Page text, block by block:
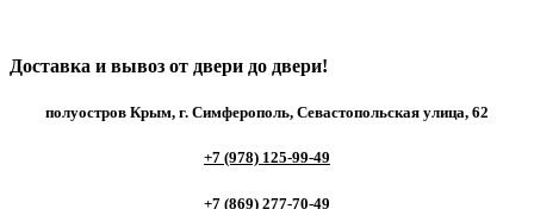
Доставка и вывоз от двери до двери!
полуостров Крым, г. Симферополь, Севастопольская улица, 62
+7 (978) 125-99-49
+7 (869) 277-70-49